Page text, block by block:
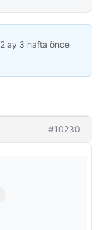
2 ay 3 hafta önce
#10230